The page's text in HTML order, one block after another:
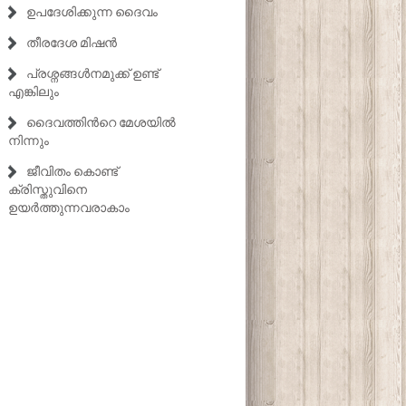
ഉപദേശിക്കുന്ന ദൈവം
തീരദേശ മിഷൻ
പ്രശ്നങ്ങൾനമുക്ക് ഉണ്ട്
എങ്കിലും
ദൈവത്തിൻറെ മേശയിൽ
നിന്നും
ജീവിതം കൊണ്ട്
ക്രിസ്തുവിനെ
ഉയർത്തുന്നവരാകാം